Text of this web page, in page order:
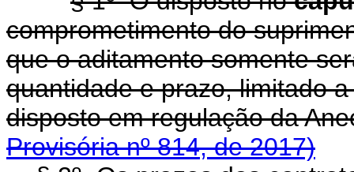
comprometimento do
que o aditamento somente
quantidade e prazo, limitado
disposto em regulação da
Provisória nº 814, de 2017)